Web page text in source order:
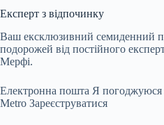
Експерт з відпочинку
Ваш ексклюзивний семиденний
подорожей від постійного
Мерфі.
Електронна пошта Я погоджуюся
Metro Зареєструватися